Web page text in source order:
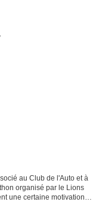
au Club de l'Auto et à
organisé par le Lions
une certaine motivation